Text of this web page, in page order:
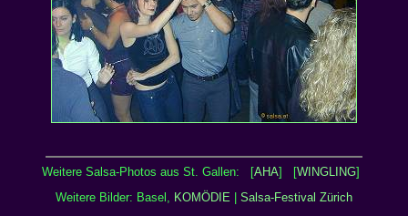
Weitere Salsa-Photos aus St. Gallen: [AHA] [WINGLING]
Weitere Bilder: Basel, KOMÖDIE Salsa-Festival Zürich